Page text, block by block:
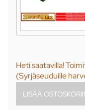
Heti saatavilla!
(Syrjäseuduille